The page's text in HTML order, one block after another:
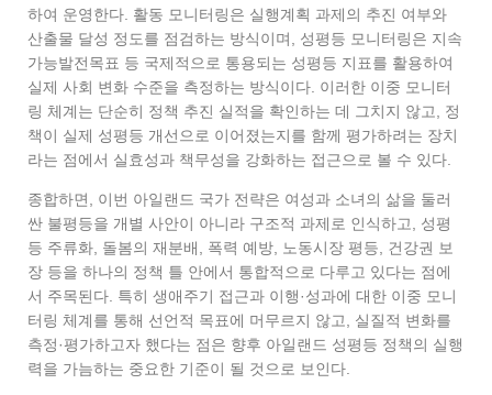
하여 운영한다. 활동 모니터링은 실행계획 과제의 추진 여부와
산출물 달성 정도를 점검하는 방식이며, 성평등 모니터링은 지속
가능발전목표 등 국제적으로 통용되는 성평등 지표를 활용하여
실제 사회 변화 수준을 측정하는 방식이다. 이러한 이중 모니터
링 체계는 단순히 정책 추진 실적을 확인하는 데 그치지 않고, 정
책이 실제 성평등 개선으로 이어졌는지를 함께 평가하려는 장치
라는 점에서 실효성과 책무성을 강화하는 접근으로 볼 수 있다.
종합하면, 이번 아일랜드 국가 전략은 여성과 소녀의 삶을 둘러
싼 불평등을 개별 사안이 아니라 구조적 과제로 인식하고, 성평
등 주류화, 돌봄의 재분배, 폭력 예방, 노동시장 평등, 건강권 보
장 등을 하나의 정책 틀 안에서 통합적으로 다루고 있다는 점에
서 주목된다. 특히 생애주기 접근과 이행·성과에 대한 이중 모니
터링 체계를 통해 선언적 목표에 머무르지 않고, 실질적 변화를
측정·평가하고자 했다는 점은 향후 아일랜드 성평등 정책의 실행
력을 가늠하는 중요한 기준이 될 것으로 보인다.